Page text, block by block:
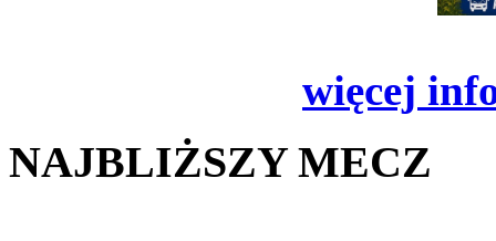
więcej
NAJBLIŻSZY MECZ